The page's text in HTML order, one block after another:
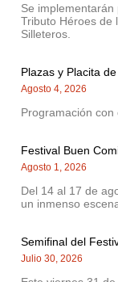
Se implementarán
Tributo Héroes de
Silleteros.
Plazas y Placita
Agosto 4, 2026
Programación
Festival Buen
Agosto 1, 2026
Del 14 al 17 de
un inmenso
Semifinal del
Julio 30, 2026